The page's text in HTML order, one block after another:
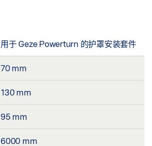
用于 Geze Powerturn 的护罩安装套件
70 mm
130 mm
95 mm
6000 mm